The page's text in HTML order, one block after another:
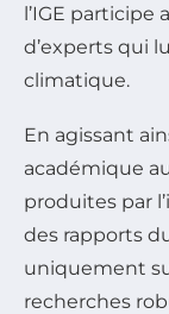
l’IGE
d’experts qui
climatique.
En agissant
académique
produites par
des rapports
uniquement
recherches